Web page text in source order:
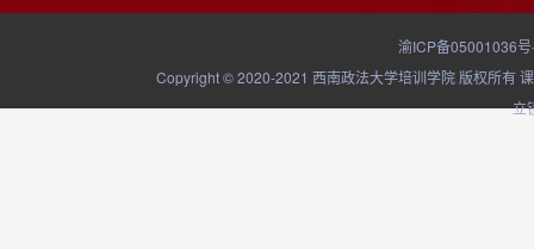
渝ICP备05001036
Copyright © 2020-2021 西南政法大学培训学院 版权所有
立